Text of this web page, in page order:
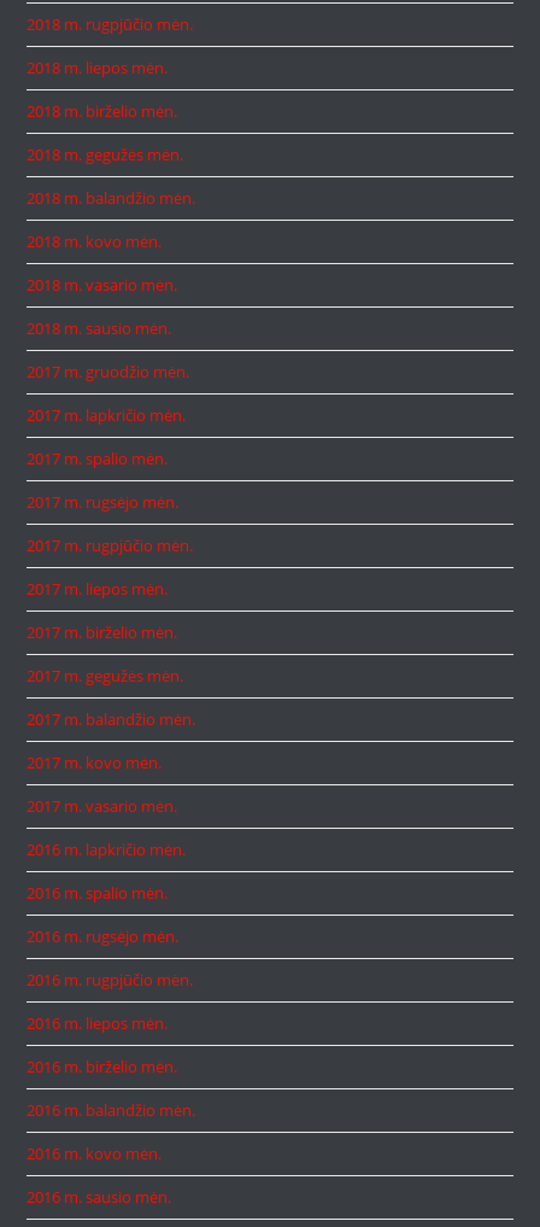
2018 m. rugpjūčio mėn.
2018 m. liepos mėn.
2018 m. birželio mėn.
2018 m. gegužės mėn.
2018 m. balandžio mėn.
2018 m. kovo mėn.
2018 m. vasario mėn.
2018 m. sausio mėn.
2017 m. gruodžio mėn.
2017 m. lapkričio mėn.
2017 m. spalio mėn.
2017 m. rugsėjo mėn.
2017 m. rugpjūčio mėn.
2017 m. liepos mėn.
2017 m. birželio mėn.
2017 m. gegužės mėn.
2017 m. balandžio mėn.
2017 m. kovo mėn.
2017 m. vasario mėn.
2016 m. lapkričio mėn.
2016 m. spalio mėn.
2016 m. rugsėjo mėn.
2016 m. rugpjūčio mėn.
2016 m. liepos mėn.
2016 m. birželio mėn.
2016 m. balandžio mėn.
2016 m. kovo mėn.
2016 m. sausio mėn.